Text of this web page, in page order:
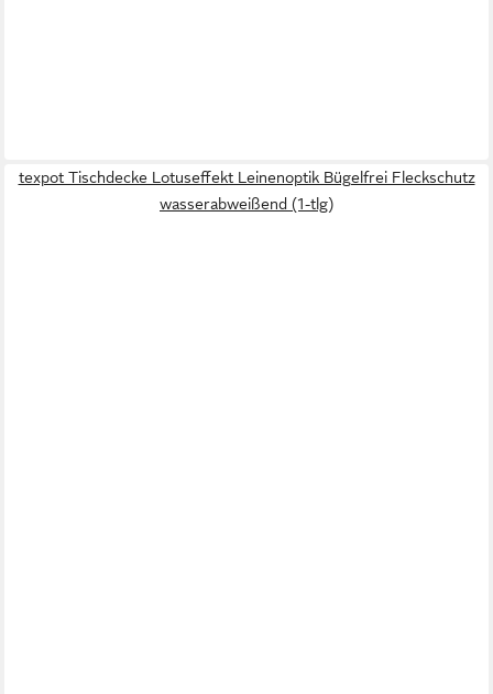
texpot Tischdecke Lotuseffekt Leinenoptik Bügelfrei Fleckschutz
wasserabweißend (1-tlg)